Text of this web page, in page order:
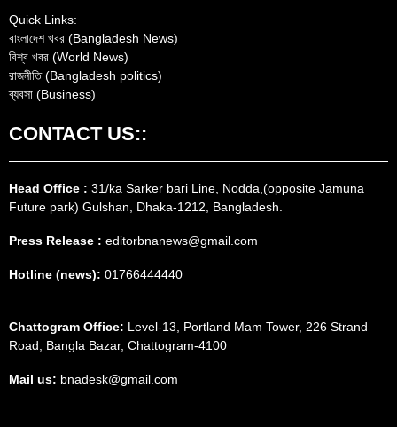
Quick Links:
বাংলাদেশ খবর (Bangladesh News)
বিশ্ব খবর (World News)
রাজনীতি (Bangladesh politics)
ব্যবসা (Business)
CONTACT US::
Head Office : 31/ka Sarker bari Line, Nodda,(opposite Jamuna
Future park) Gulshan, Dhaka-1212, Bangladesh.
Press Release : editorbnanews@gmail.com
Hotline (news): 01766444440
Chattogram Office: Level-13, Portland Mam Tower, 226 Strand
Road, Bangla Bazar, Chattogram-4100
Mail us: bnadesk@gmail.com